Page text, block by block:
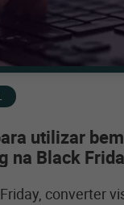
utilizar
na Black
converter